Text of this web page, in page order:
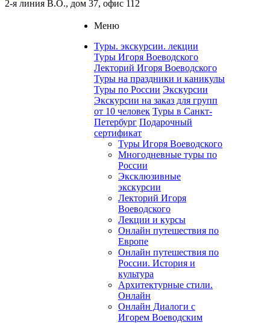
2-я линия В.О., дом 37, офис 112
Меню
Туры. экскурсии. лекции
Туры Игоря Воеводского
Лекторий Игоря Воеводского
Туры на праздники и каникулы
Туры по России Экскурсии
Экскурсии на заказ для групп
от 10 человек Туры в Санкт-
Петербург Подарочный
сертификат
Туры Игоря Воеводского
Многодневные туры по
России
Эксклюзивные
экскурсии
Лекторий Игоря
Воеводского
Лекции и курсы
Онлайн путешествия по
Европе
Онлайн путешествия по
России. История и
культура
Архитектурные стили.
Онлайн
Онлайн Диалоги с
Игорем Воеводским